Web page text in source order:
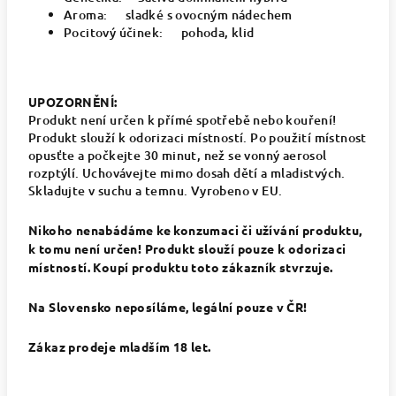
Aroma: sladké s ovocným nádechem
Pocitový účinek: pohoda, klid
UPOZORNĚNÍ:
Produkt není určen k přímé spotřebě nebo kouření!
Produkt slouží k odorizaci místností. Po použití místnost
opusťte a počkejte 30 minut, než se vonný aerosol
rozptýlí. Uchovávejte mimo dosah dětí a mladistvých.
Skladujte v suchu a temnu. Vyrobeno v EU.
Nikoho nenabádáme ke konzumaci či užívání produktu,
k tomu není určen! Produkt slouží pouze k odorizaci
místností. Koupí produktu toto zákazník stvrzuje.
Na Slovensko neposíláme, legální pouze v ČR!
Zákaz prodeje mladším 18 let.